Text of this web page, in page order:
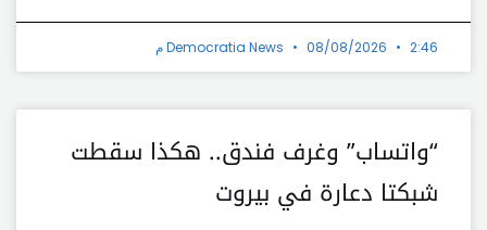
Democratia News 08/08/2026 2:46 م
“واتساب” وغرف فندق.. هكذا سقطت
شبكتا دعارة في بيروت